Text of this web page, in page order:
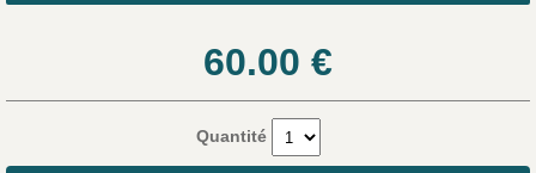
60.00 €
Quantité